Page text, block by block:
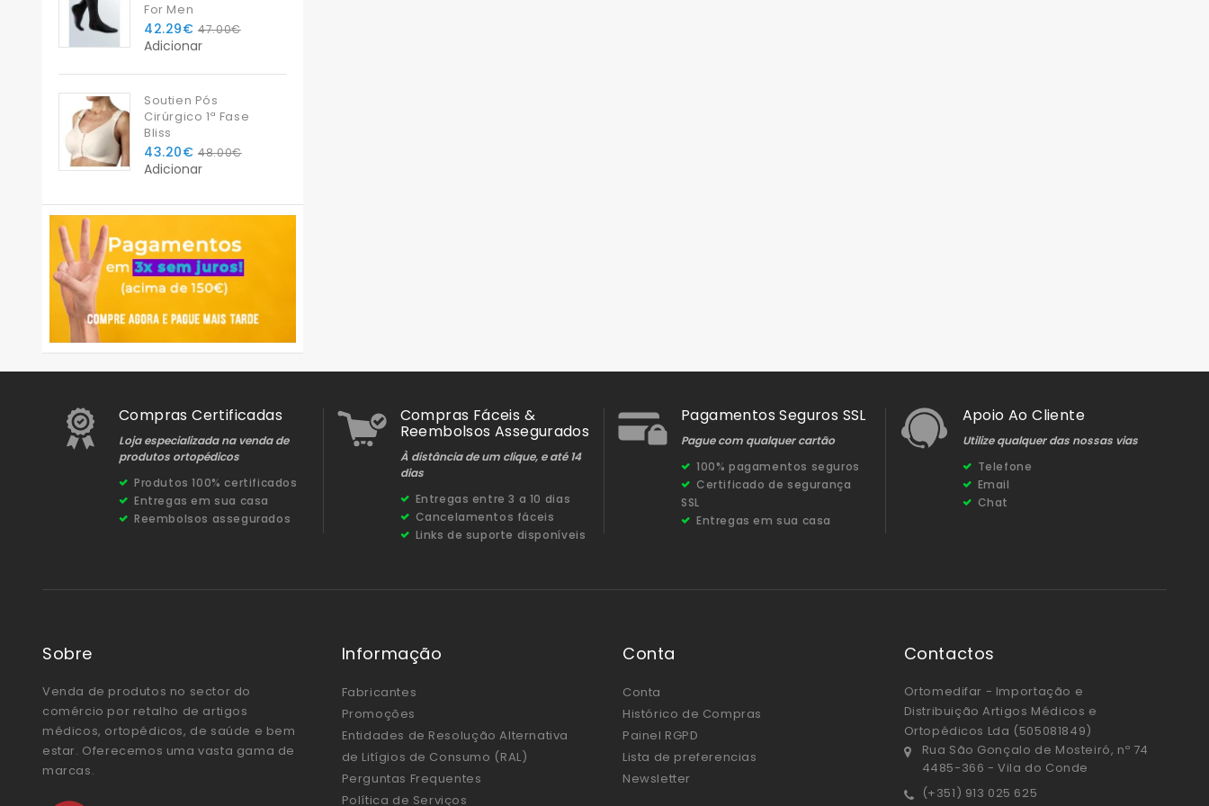
For Men
42.29€ 47.00€
Adicionar
Soutien Pós
Cirúrgico 1ª Fase
Bliss
43.20€ 48.00€
Adicionar
Compras Certificadas
Loja especializada na venda de
produtos ortopédicos
Produtos 100% certificados
Entregas em sua casa
Reembolsos assegurados
Compras Fáceis &
Reembolsos Assegurados
À distância de um clique, e até 14
dias
Entregas entre 3 a 10 dias
Cancelamentos fáceis
Links de suporte disponíveis
Pagamentos Seguros SSL
Pague com qualquer cartão
100% pagamentos seguros
Certificado de segurança
SSL
Entregas em sua casa
Apoio Ao Cliente
Utilize qualquer das nossas vias
Telefone
Email
Chat
Sobre
Venda de produtos no sector do
comércio por retalho de artigos
médicos, ortopédicos, de saúde e bem
estar. Oferecemos uma vasta gama de
marcas.
Informação
Fabricantes
Promoções
Entidades de Resolução Alternativa
de Litígios de Consumo (RAL)
Perguntas Frequentes
Política de Serviços
Conta
Conta
Histórico de Compras
Painel RGPD
Lista de preferencias
Newsletter
Contactos
Ortomedifar - Importação e
Distribuição Artigos Médicos e
Ortopédicos Lda (505081849)
Rua São Gonçalo de Mosteiró, nº 74
4485-366 - Vila do Conde
(+351) 913 025 625